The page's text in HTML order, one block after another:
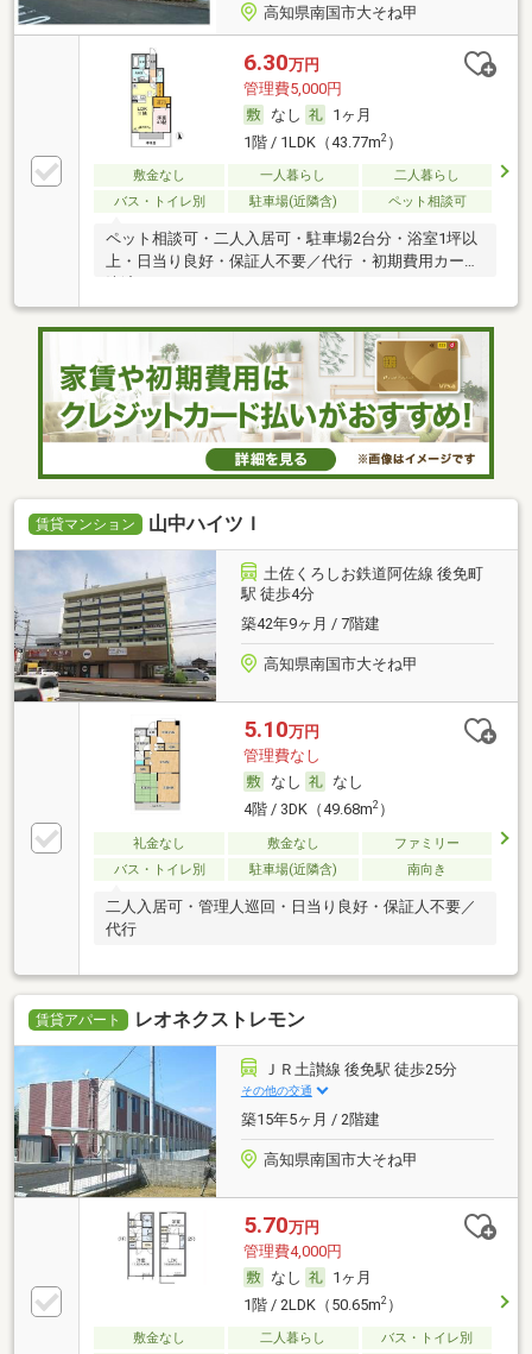
高知県南国市大そね甲
6.30万円
管理費5,000円
なし
1ヶ月
1階 / 1LDK（43.77m2）
敷金なし 一人暮らし
二人暮らし
バス・トイレ別
駐車場(近隣含) ペット相談可
ペット相談可・二人入居可・駐車場2台分・浴室1坪以
上・日当り良好・保証人不要／代行 ・初期費用カード
賃貸マンション 山中ハイツＩ
土佐くろしお鉄道阿佐線 後免町
駅 徒歩4分
築42年9ヶ月 / 7階建
高知県南国市大そね甲
5.10万円
管理費なし
なし
なし
4階 / 3DK（49.68m2）
礼金なし 敷金なし
ファミリー
バス・トイレ別
駐車場(近隣含) 南向き
二人入居可・管理人巡回・日当り良好・保証人不要／
代行
賃貸アパート レオネクストレモン
ＪＲ土讃線 後免駅 徒歩25分
その他の交通
築15年5ヶ月 / 2階建
高知県南国市大そね甲
5.70万円
管理費4,000円
なし
1ヶ月
1階 / 2LDK（50.65m2）
敷金なし 二人暮らし バス・トイレ別